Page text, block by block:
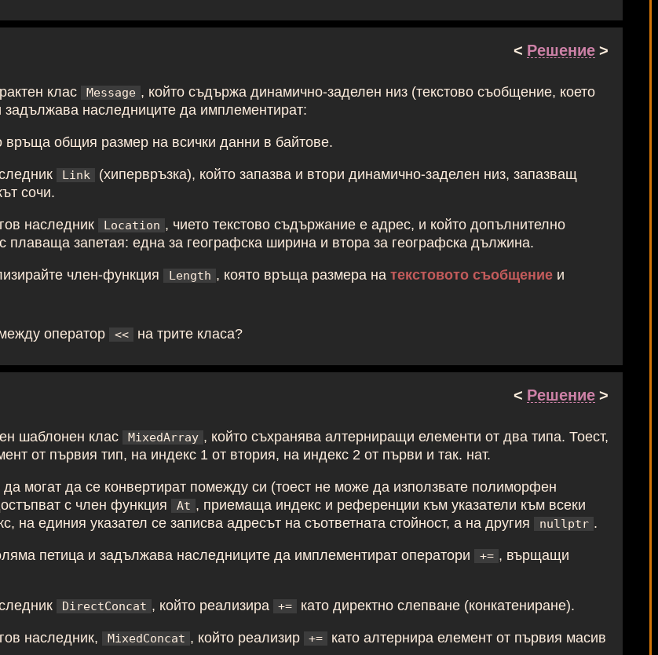
< Решение >
клас Message
, който съдържа динамично-заделен низ (текстово съобщение, което
задължава наследниците да имплементират:
връща общия размер на всички данни в байтове.
Link
(хипервръзка), който запазва и втори динамично-заделен низ, запазващ
сочи.
наследник Location
, чието текстово съдържание е адрес, и който допълнително
плаваща запетая: една за географска ширина и втора за географска дължина.
член-функция Length , която връща размера на текстовото съобщениеи
оператор << на трите класа?
< Решение >
шаблонен клас MixedArray
, който съхранява алтерниращи елементи от два типа. Тоест,
от първия тип, на индекс 1 от втория, на индекс 2 от първи и так. нат.
могат да се конвертират помежду си (тоест не може да използвате полиморфен
с член функция
At
, приемаща индекс и референции към указатели към всеки
на единия указател се записва адресът на съответната стойност, а на другия
nullptr
петица и задължава наследниците да имплементират оператори +=
, върщащи
DirectConcat , който реализира += като директно слепване (конкатениране).
наследник, MixedConcat , който реализир +=
като алтернира елемент от първия масив